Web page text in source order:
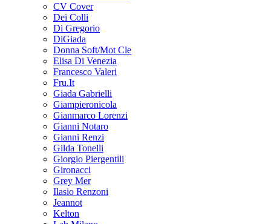
CV Cover
Dei Colli
Di Gregorio
DiGiada
Donna Soft/Mot Cle
Elisa Di Venezia
Francesco Valeri
Fru.It
Giada Gabrielli
Giampieronicola
Gianmarco Lorenzi
Gianni Notaro
Gianni Renzi
Gilda Tonelli
Giorgio Piergentili
Gironacci
Grey Mer
Ilasio Renzoni
Jeannot
Kelton